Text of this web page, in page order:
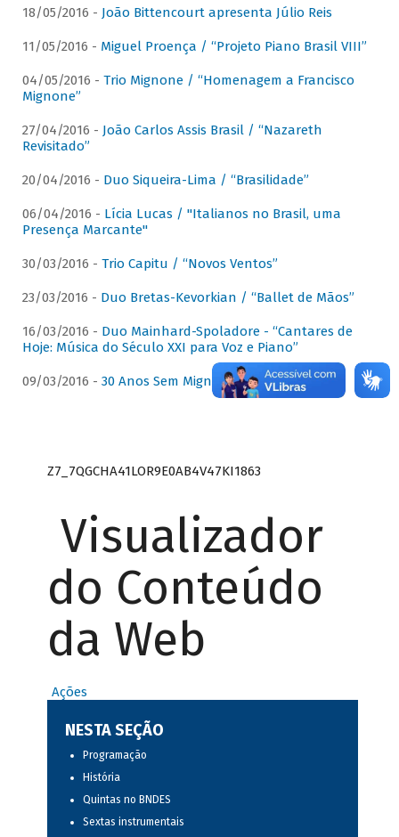
18/05/2016 - João Bittencourt apresenta Júlio Reis
11/05/2016 - Miguel Proença / “Projeto Piano Brasil VIII”
04/05/2016 - Trio Mignone / “Homenagem a Francisco
Mignone”
27/04/2016 - João Carlos Assis Brasil / “Nazareth
Revisitado”
20/04/2016 - Duo Siqueira-Lima / “Brasilidade”
06/04/2016 - Lícia Lucas / "Italianos no Brasil, uma
Presença Marcante"
30/03/2016 - Trio Capitu / “Novos Ventos”
23/03/2016 - Duo Bretas-Kevorkian / “Ballet de Mãos”
16/03/2016 - Duo Mainhard-Spoladore - “Cantares de
Hoje: Música do Século XXI para Voz e Piano”
09/03/2016 - 30 Anos Sem Mignone
Z7_7QGCHA41LOR9E0AB4V47KI1863
Visualizador
do Conteúdo
da Web
Ações
NESTA SEÇÃO
Programação
História
Quintas no BNDES
Sextas instrumentais